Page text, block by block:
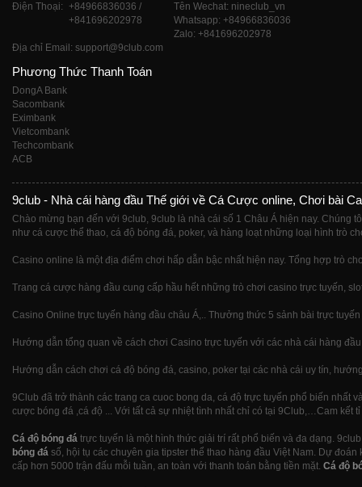
Điện Thoại: +84966836036 /
+841696202978
Tên Wechat: nineclub_vn
Whatsapp: +84966836036
Zalo: +841696202978
Địa chỉ Email: support@9club.com
Phương Thức Thanh Toán
DongA Bank
Sacombank
Eximbank
Vietcombank
Techcombank
ACB
9club - Nhà cái hàng đầu Thế giới về Cá Cược online, Chơi bài
Chào mừng bạn đến với 9club, 9club là nhà cái số 1 Châu Á hiện nay.
như cá cược thể thao, cá độ bóng đá, poker, và hàng loạt những loại hình trò
Casino online là một địa điểm chơi hấp dẫn bậc nhất hiện nay. Tổng hợp trò
Trang cá cược hàng đầu cung cấp hầu hết những trò chơi casino trực tuyến,
Casino Online trực tuyến hàng đầu châu Á,.. Thưởng thức 5 sảnh bài trực
Hướng dẫn tổng quan về cách chơi Casino trực tuyến với các nhà cái hàng
Hướng dẫn cách chơi cá độ bóng đá, casino, poker tại các nhà cái uy tín,
9Club đã trở thành các trang ca cuoc bong da, cá độ trực tuyến phổ biến
cược bóng đá ,cá độ ... Với tất cả sự nhiệt tình nhất chỉ có tại 9Club,…Cam kết
Cá độ bóng đá trực tuyến là một hình thức giải trí rất phổ biến và đa dạng.
bóng đá số, hội tụ các chuyên gia tipster thể thao hàng đầu Việt Nam. Dự
cấp hơn 5000 trận đấu mỗi tuần, an toàn với thanh toán bằng tiền mặt. Cá độ